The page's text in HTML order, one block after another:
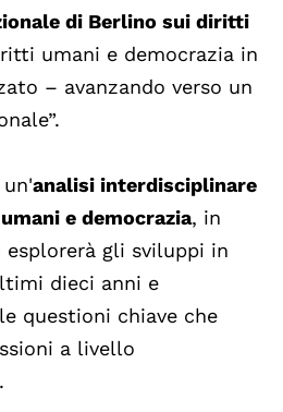
di Berlino sui diritti
umani e democrazia in
– avanzando verso un
analisi interdisciplinare
e democrazia, in
gli sviluppi in
dieci anni e
questioni chiave che
a livello